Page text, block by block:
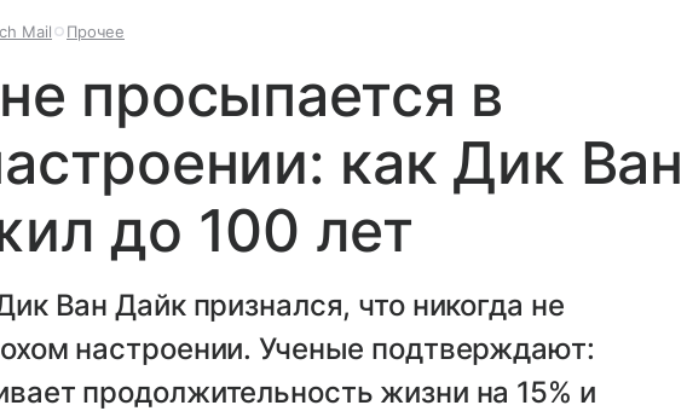
Mail Прочее
просыпается в
как Дик Ван
до 100 лет
Ван Дайк признался, что никогда не
настроении. Ученые подтверждают:
продолжительность жизни на 15% и